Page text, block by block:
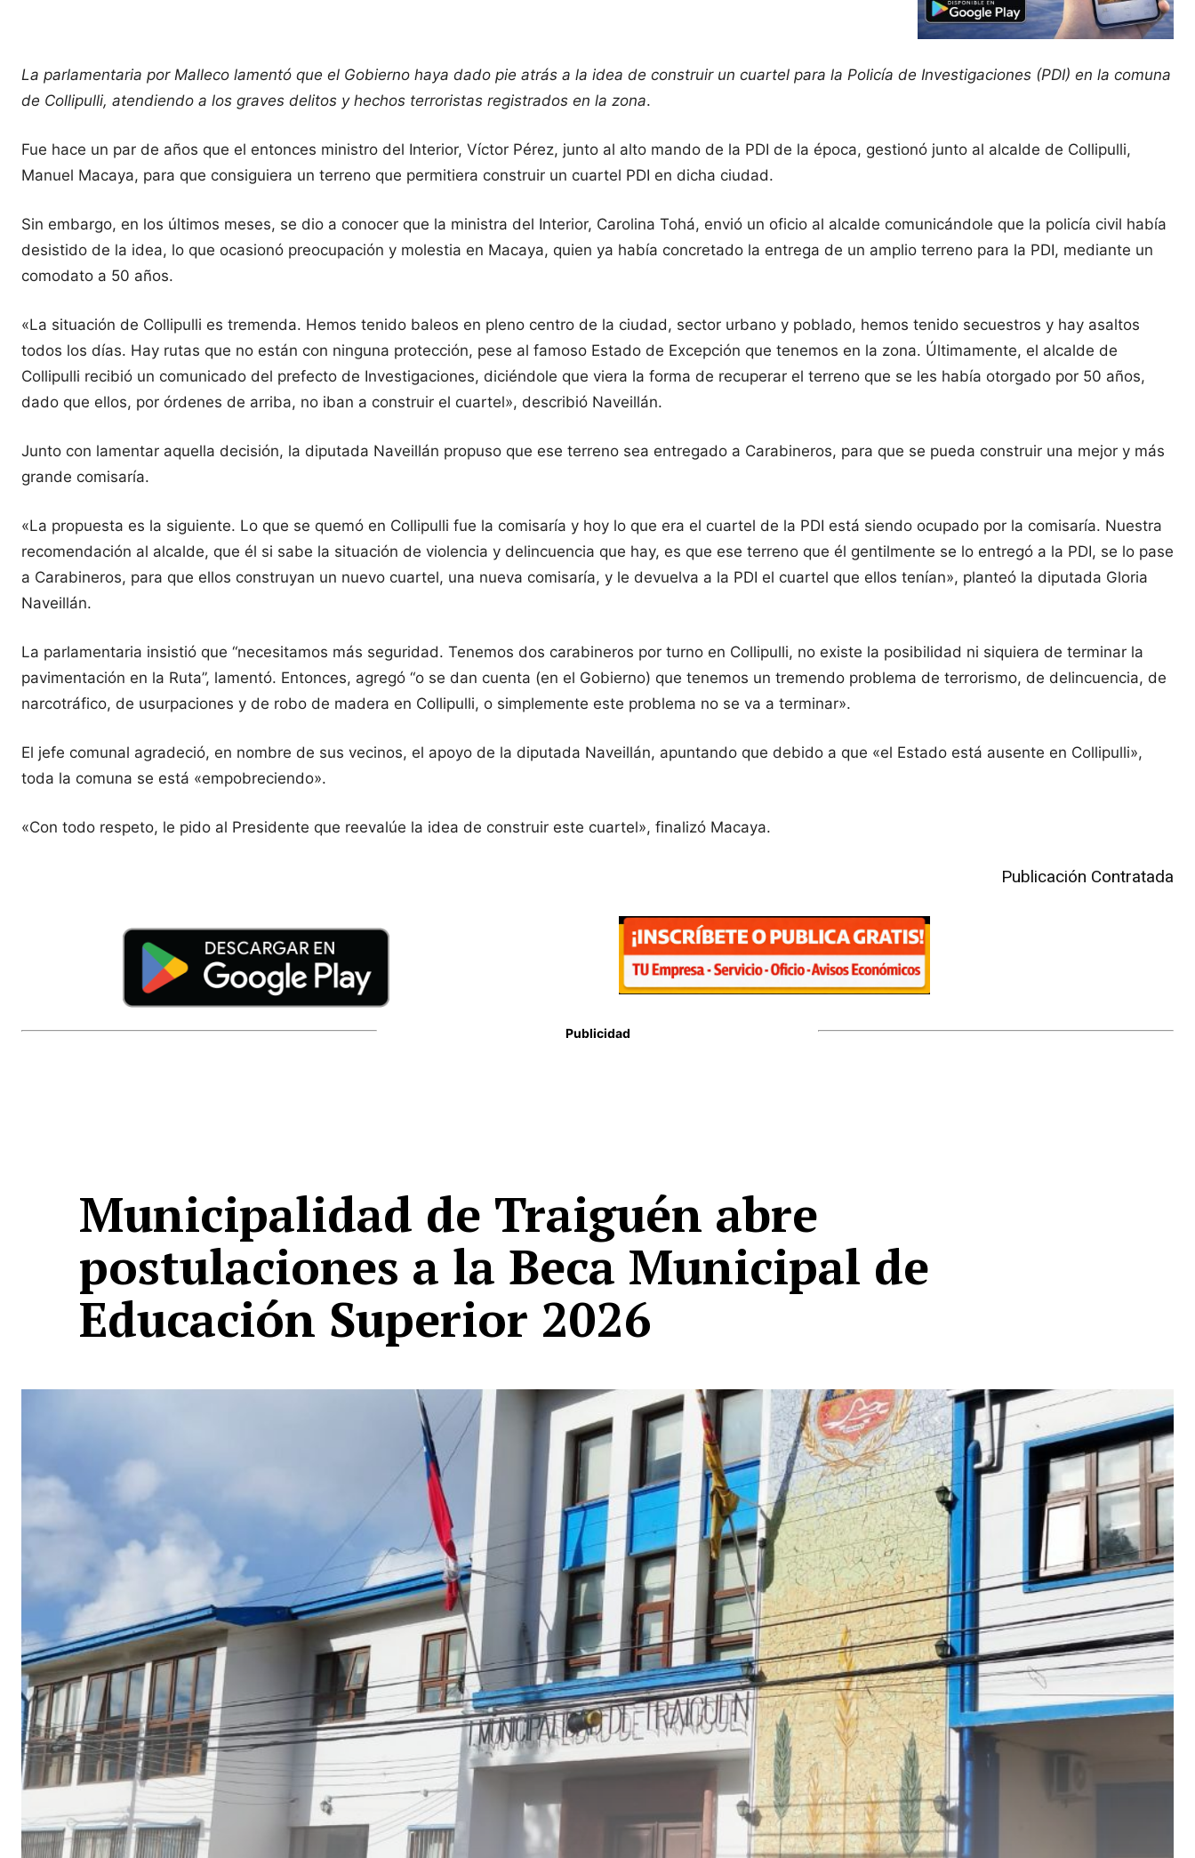
La parlamentaria por Malleco lamentó que el Gobierno haya dado pie atrás a la idea de construir un cuartel para la Policía de Investigaciones (PDI) en la comuna
de Collipulli, atendiendo a los graves delitos y hechos terroristas registrados en la zona.
Fue hace un par de años que el entonces ministro del Interior, Víctor Pérez, junto al alto mando de la PDI de la época, gestionó junto al alcalde de Collipulli,
Manuel Macaya, para que consiguiera un terreno que permitiera construir un cuartel PDI en dicha ciudad.
Sin embargo, en los últimos meses, se dio a conocer que la ministra del Interior, Carolina Tohá, envió un oficio al alcalde comunicándole que la policía civil había
desistido de la idea, lo que ocasionó preocupación y molestia en Macaya, quien ya había concretado la entrega de un amplio terreno para la PDI, mediante un
comodato a 50 años.
«La situación de Collipulli es tremenda. Hemos tenido baleos en pleno centro de la ciudad, sector urbano y poblado, hemos tenido secuestros y hay asaltos
todos los días. Hay rutas que no están con ninguna protección, pese al famoso Estado de Excepción que tenemos en la zona. Últimamente, el alcalde de
Collipulli recibió un comunicado del prefecto de Investigaciones, diciéndole que viera la forma de recuperar el terreno que se les había otorgado por 50 años,
dado que ellos, por órdenes de arriba, no iban a construir el cuartel», describió Naveillán.
Junto con lamentar aquella decisión, la diputada Naveillán propuso que ese terreno sea entregado a Carabineros, para que se pueda construir una mejor y más
grande comisaría.
«La propuesta es la siguiente. Lo que se quemó en Collipulli fue la comisaría y hoy lo que era el cuartel de la PDI está siendo ocupado por la comisaría. Nuestra
recomendación al alcalde, que él si sabe la situación de violencia y delincuencia que hay, es que ese terreno que él gentilmente se lo entregó a la PDI, se lo pase
a Carabineros, para que ellos construyan un nuevo cuartel, una nueva comisaría, y le devuelva a la PDI el cuartel que ellos tenían», planteó la diputada Gloria
Naveillán.
La parlamentaria insistió que “necesitamos más seguridad. Tenemos dos carabineros por turno en Collipulli, no existe la posibilidad ni siquiera de terminar la
pavimentación en la Ruta”, lamentó. Entonces, agregó “o se dan cuenta (en el Gobierno) que tenemos un tremendo problema de terrorismo, de delincuencia, de
narcotráfico, de usurpaciones y de robo de madera en Collipulli, o simplemente este problema no se va a terminar».
El jefe comunal agradeció, en nombre de sus vecinos, el apoyo de la diputada Naveillán, apuntando que debido a que «el Estado está ausente en Collipulli»,
toda la comuna se está «empobreciendo».
«Con todo respeto, le pido al Presidente que reevalúe la idea de construir este cuartel», finalizó Macaya.
Publicación Contratada
Publicidad